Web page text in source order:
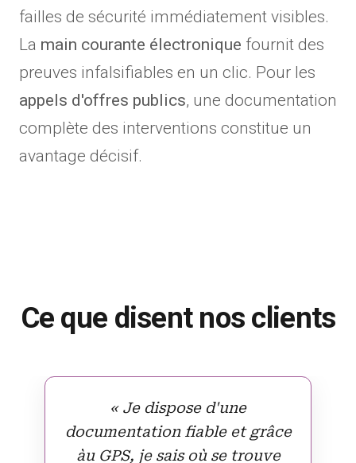
failles de sécurité immédiatement visibles.
La main courante électronique fournit des
preuves infalsifiables en un clic. Pour les
appels d'offres publics, une documentation
complète des interventions constitue un
avantage décisif.
Ce que disent nos clients
« Je dispose d'une
documentation fiable et grâce àu
GPS, je sais où se trouve mon